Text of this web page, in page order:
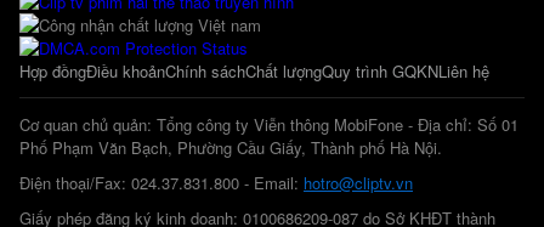
Hợp đồngĐiều khoảnChính sáchChất lượngQuy trình GQKNLiên hệ
Cơ quan chủ quản: Tổng công ty Viễn thông MobiFone - Địa chỉ: Số 01
Phố Phạm Văn Bạch, Phường Cầu Giấy, Thành phố Hà Nội.
Điện thoại/Fax: 024.37.831.800 - Email: hotro@cliptv.vn
Giấy phép đăng ký kinh doanh: 0100686209-087 do Sở KHĐT thành